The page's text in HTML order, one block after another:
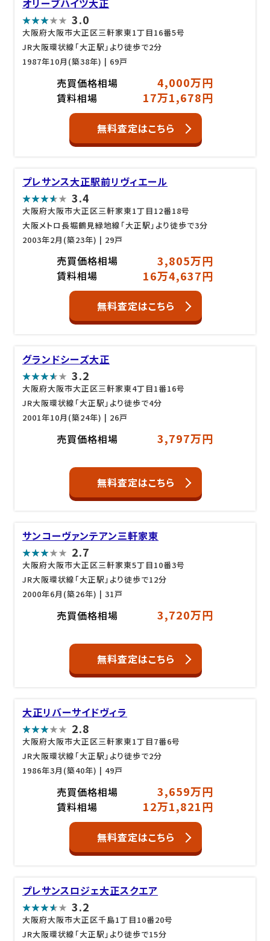
オリーブハイツ大正
3.0
大阪府大阪市大正区三軒家東1丁目16番5号
JR大阪環状線「大正駅」より徒歩で2分
1987年10月(築38年) | 69戸
売買価格相場 4,000万円
賃料相場 17万1,678円
無料査定はこちら
プレサンス大正駅前リヴィエール
3.4
大阪府大阪市大正区三軒家東1丁目12番18号
大阪メトロ長堀鶴見緑地線「大正駅」より徒歩で3分
2003年2月(築23年) | 29戸
売買価格相場 3,805万円
賃料相場 16万4,637円
無料査定はこちら
グランドシーズ大正
3.2
大阪府大阪市大正区三軒家東4丁目1番16号
JR大阪環状線「大正駅」より徒歩で4分
2001年10月(築24年) | 26戸
売買価格相場 3,797万円
無料査定はこちら
サンコーヴァンテアン三軒家東
2.7
大阪府大阪市大正区三軒家東5丁目10番3号
JR大阪環状線「大正駅」より徒歩で12分
2000年6月(築26年) | 31戸
売買価格相場 3,720万円
無料査定はこちら
大正リバーサイドヴィラ
2.8
大阪府大阪市大正区三軒家東1丁目7番6号
JR大阪環状線「大正駅」より徒歩で2分
1986年3月(築40年) | 49戸
売買価格相場 3,659万円
賃料相場 12万1,821円
無料査定はこちら
プレサンスロジェ大正スクエア
3.2
大阪府大阪市大正区千島1丁目10番20号
JR大阪環状線「大正駅」より徒歩で15分